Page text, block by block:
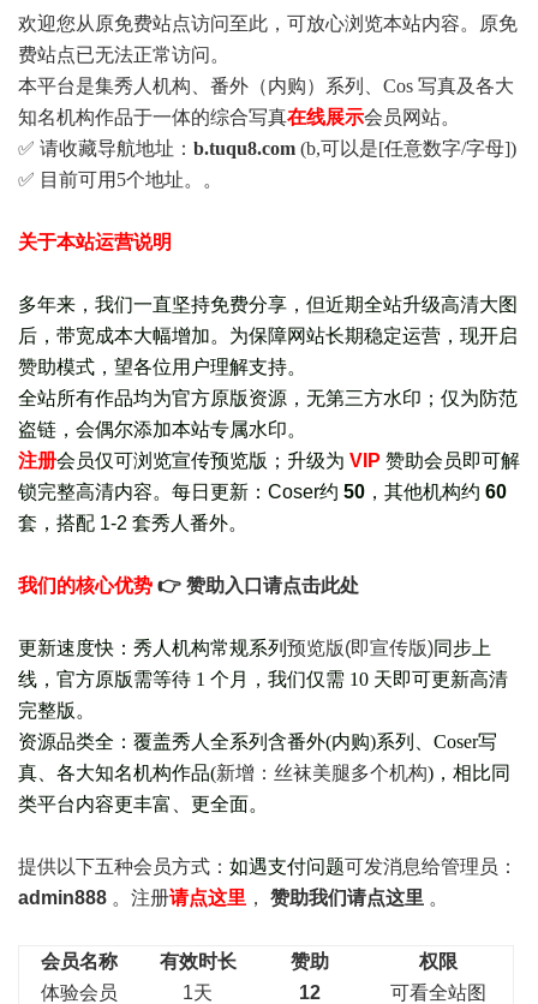
欢迎您从原免费站点访问至此，可放心浏览本站内容。原免
费站点已无法正常访问。
本平台是集秀人机构、番外（内购）系列、Cos 写真及各大
知名机构作品于一体的综合写真在线展示会员网站。
✅ 请收藏导航地址： b.tuqu8.com (b,可以是[任意数字/字母])
✅ 目前可用5个地址。。
关于本站运营说明
多年来，我们一直坚持免费分享，但近期全站升级高清大图
后，带宽成本大幅增加。为保障网站长期稳定运营，现开启
赞助模式，望各位用户理解支持。
全站所有作品均为官方原版资源，无第三方水印；仅为防范
盗链，会偶尔添加本站专属水印。
注册会员仅可浏览宣传预览版 ； 升级为 VIP 赞助会员即可解
锁完整高清内容。每日更新： Coser约 50 ，其他机构约 60
套， 搭配 1-2 套秀人番外。
我们的核心优势 👉 赞助入口请点击此处
更新速度快：秀人机构常规系列 预览版(即宣传版)同步上
线，官方原版需等待 1 个月，我们仅需 10 天即可更新高清
完整版。
资源品类全：覆盖秀人全系列含番外(内购)系列、Coser写
真、各大知名机构作品(新增：丝袜美腿多个机构)，相比同
类平台内容更丰富、更全面。
提供以下五种会员方式： 如遇支付问题可发消息给管理员：
admin888 。注册请点这里 ， 赞助我们请点这里 。
会员名称 有效时长 赞助
权限
体验会员
1天 12
可看全站图